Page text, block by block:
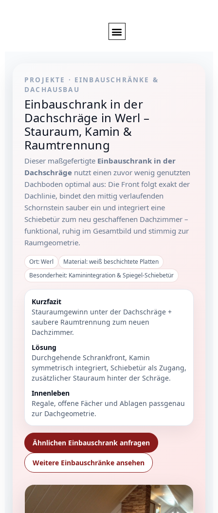
PROJEKTE · EINBAUSCHRÄNKE &
DACHAUSBAU
Einbauschrank in der
Dachschräge in Werl –
Stauraum, Kamin &
Raumtrennung
Dieser maßgefertigte Einbauschrank in der
Dachschräge nutzt einen zuvor wenig genutzten
Dachboden optimal aus: Die Front folgt exakt der
Dachlinie, bindet den mittig verlaufenden
Schornstein sauber ein und integriert eine
Schiebetür zum neu geschaffenen Dachzimmer –
funktional, ruhig im Gesamtbild und stimmig zur
Raumgeometrie.
Ort: Werl
Material: weiß beschichtete Platten
Besonderheit: Kaminintegration & Spiegel-Schiebetür
Kurzfazit
Stauraumgewinn unter der Dachschräge +
saubere Raumtrennung zum neuen
Dachzimmer.
Lösung
Durchgehende Schrankfront, Kamin
symmetrisch integriert, Schiebetür als Zugang,
zusätzlicher Stauraum hinter der Schräge.
Innenleben
Regale, offene Fächer und Ablagen passgenau
zur Dachgeometrie.
Ähnlichen Einbauschrank anfragen
Weitere Einbauschränke ansehen